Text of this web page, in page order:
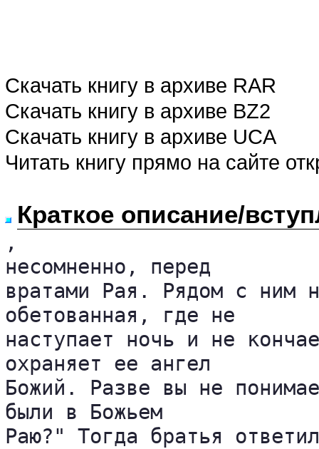
Скачать книгу в архиве RAR
Скачать книгу в архиве BZ2
Скачать книгу в архиве UCA
Читать книгу прямо на сайте
Краткое описание/
,
несомненно, перед
вратами Рая. Рядом с ним
обетованная, где не
наступает ночь и не
охраняет ее ангел
Божий. Разве вы не
были в Божьем
Раю?" Тогда братья